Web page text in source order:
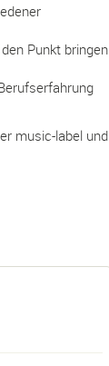
Punkt bringen
music-label und